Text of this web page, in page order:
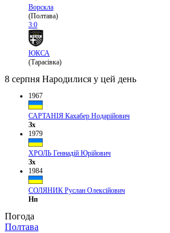
Ворскла
(Полтава)
3:0
ЮКСА
(Тарасівка)
8 серпня Народилися у цей день
1967
САРТАНІЯ Кахабер Нодарійович
Зх
1979
ХРОЛЬ Геннадій Юрійович
Зх
1984
СОЛЯНИК Руслан Олексійович
Нп
Погода
Полтава